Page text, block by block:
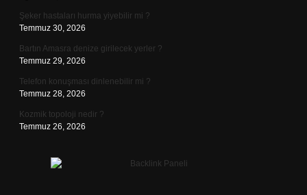
Şeker hastaları hurma yiyebilir mi ?
Temmuz 30, 2026
Bartın Amasra denize girilecek yerler ?
Temmuz 29, 2026
Telefon konuşması dinlenebilir mi ?
Temmuz 28, 2026
Kozmik topoloji nedir ?
Temmuz 26, 2026